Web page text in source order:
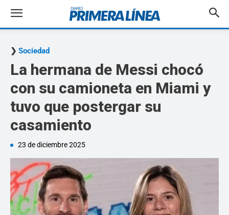
Sociedad
La hermana de Messi chocó
con su camioneta en Miami y
tuvo que postergar su
casamiento
23 de diciembre 2025